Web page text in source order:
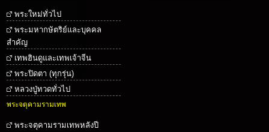
พระใหม่ทั่วไป
พระมหากษัตริย์และบุคคล
สำคัญ
เทพฮินดูและเทพเจ้าจีน
พระปิดตา (ทุกรุ่น)
หลวงปู่ทวดทั่วไป
พระจตุคามรามเทพ
พระจตุคามรามเทพหลังปี